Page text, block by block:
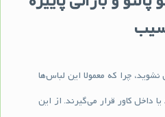
چرا که معمولا این لباس‌ها
داخل کاور قرار می‌گیرند. از این